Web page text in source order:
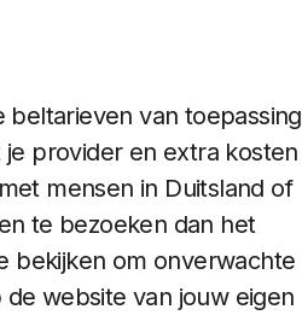
van toepassing
provider en extra kosten
mensen in Duitsland of
te bezoeken dan het
bekijken om onverwachte
website van jouw eigen